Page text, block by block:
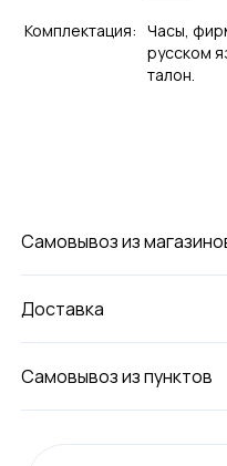
Комплектация: Часы,
русском
талон.
Самовывоз из
Доставка
Самовывоз из пунктов